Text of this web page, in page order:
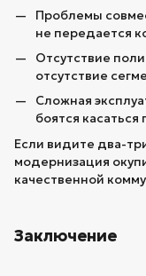
Проблемы
не передается
Отсутствие
отсутствие
Сложная
боятся
Если видите два-
модернизация
качественной
Заключение